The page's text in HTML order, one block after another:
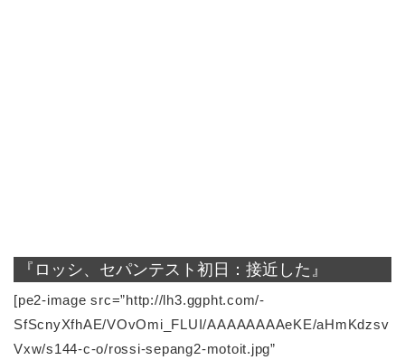
『ロッシ、セパンテスト初日：接近した』
[pe2-image src=”http://lh3.ggpht.com/-
SfScnyXfhAE/VOvOmi_FLUI/AAAAAAAAeKE/aHmKdzsv
Vxw/s144-c-o/rossi-sepang2-motoit.jpg”